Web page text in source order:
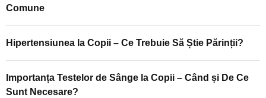
Comune
Hipertensiunea la Copii – Ce Trebuie Să Știe Părinții?
Importanța Testelor de Sânge la Copii – Când și De Ce
Sunt Necesare?